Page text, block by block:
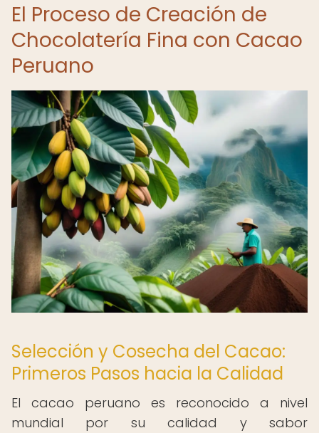
El Proceso de Creación de
Chocolatería Fina con Cacao
Peruano
Selección y Cosecha del Cacao:
Primeros Pasos hacia la Calidad
El cacao peruano es reconocido a nivel
mundial por su calidad y sabor